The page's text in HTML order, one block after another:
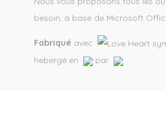
besoin, à base de Microsoft
Fabriqué avec
hebergé en
par